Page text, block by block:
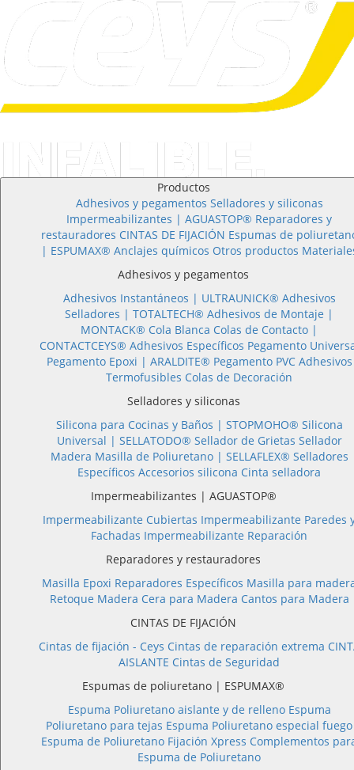
Productos
Adhesivos y pegamentos Selladores y siliconas
Impermeabilizantes | AGUASTOP® Reparadores y
restauradores CINTAS DE FIJACIÓN Espumas de
| ESPUMAX® Anclajes químicos Otros productos
Adhesivos y pegamentos
Adhesivos Instantáneos | ULTRAUNICK® Adhesivos
Selladores | TOTALTECH®
Adhesivos de Montaje |
MONTACK® Cola Blanca
Colas de Contacto |
CONTACTCEYS® Adhesivos Específicos Pegamento
Pegamento Epoxi | ARALDITE® Pegamento PVC Adhesivos
Termofusibles Colas de Decoración
Selladores y siliconas
Silicona para Cocinas y Baños | STOPMOHO® Silicona
Universal | SELLATODO® Sellador de Grietas Sellador
Madera
Masilla de Poliuretano | SELLAFLEX® Selladores
Específicos Accesorios silicona Cinta selladora
Impermeabilizantes | AGUASTOP®
Impermeabilizante Cubiertas Impermeabilizante Paredes
Fachadas Impermeabilizante Reparación
Reparadores y restauradores
Masilla Epoxi Reparadores Específicos Masilla para
Retoque Madera Cera para Madera Cantos para Madera
CINTAS DE FIJACIÓN
Cintas de fijación - Ceys Cintas de reparación extrema
AISLANTE Cintas de Seguridad
Espumas de poliuretano | ESPUMAX®
Espuma Poliuretano aislante y de relleno Espuma
Poliuretano para tejas Espuma Poliuretano especial fuego
Espuma de Poliuretano Fijación Xpress Complementos
Espuma de Poliuretano